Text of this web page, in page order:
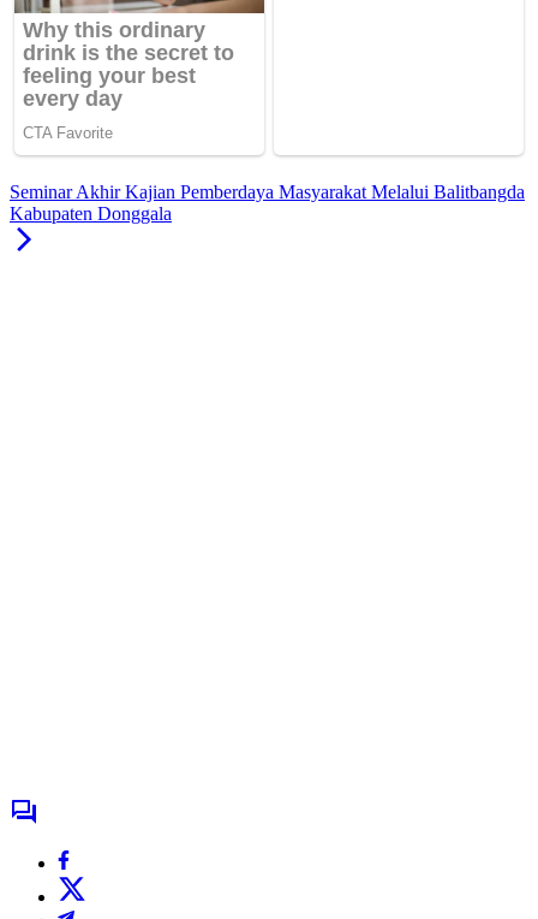
Seminar Akhir Kajian Pemberdaya Masyarakat Melalui Balitbangda
Kabupaten Donggala